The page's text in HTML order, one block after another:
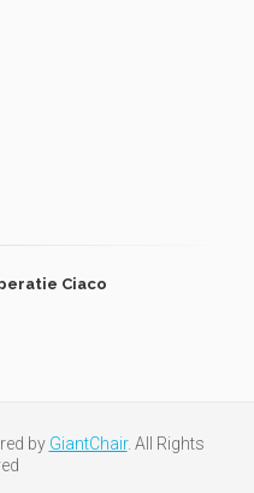
Ciaco
by GiantChair. All Rights